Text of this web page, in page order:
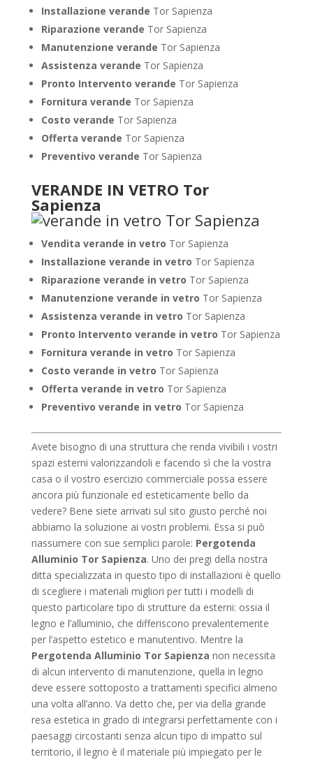
Installazione verande Tor Sapienza
Riparazione verande Tor Sapienza
Manutenzione verande Tor Sapienza
Assistenza verande Tor Sapienza
Pronto Intervento verande Tor Sapienza
Fornitura verande Tor Sapienza
Costo verande Tor Sapienza
Offerta verande Tor Sapienza
Preventivo verande Tor Sapienza
VERANDE IN VETRO Tor
Sapienza
Vendita verande in vetro Tor Sapienza
Installazione verande in vetro Tor Sapienza
Riparazione verande in vetro Tor Sapienza
Manutenzione verande in vetro Tor Sapienza
Assistenza verande in vetro Tor Sapienza
Pronto Intervento verande in vetro Tor Sapienza
Fornitura verande in vetro Tor Sapienza
Costo verande in vetro Tor Sapienza
Offerta verande in vetro Tor Sapienza
Preventivo verande in vetro Tor Sapienza
Avete bisogno di una struttura che renda vivibili i vostri
spazi esterni valorizzandoli e facendo sì che la vostra
casa o il vostro esercizio commerciale possa essere
ancora più funzionale ed esteticamente bello da
vedere? Bene siete arrivati sul sito giusto perché noi
abbiamo la soluzione ai vostri problemi. Essa si può
riassumere con sue semplici parole: Pergotenda
Alluminio Tor Sapienza. Uno dei pregi della nostra
ditta specializzata in questo tipo di installazioni è quello
di scegliere i materiali migliori per tutti i modelli di
questo particolare tipo di strutture da esterni: ossia il
legno e l’alluminio, che differiscono prevalentemente
per l’aspetto estetico e manutentivo. Mentre la
Pergotenda Alluminio Tor Sapienza non necessita
di alcun intervento di manutenzione, quella in legno
deve essere sottoposto a trattamenti specifici almeno
una volta all’anno. Va detto che, per via della grande
resa estetica in grado di integrarsi perfettamente con i
paesaggi circostanti senza alcun tipo di impatto sul
territorio, il legno è il materiale più impiegato per le